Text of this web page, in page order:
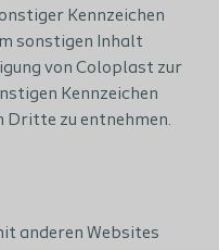
Kennzeichen
sonstigen Inhalt
von Coloplast zur
Kennzeichen
Dritte zu entnehmen.
anderen Websites